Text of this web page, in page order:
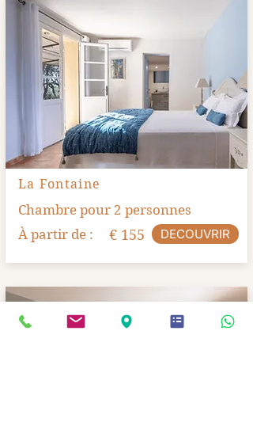
La Fontaine
Chambre pour 2 personnes
À partir de :
€ 155 DECOUVRIR